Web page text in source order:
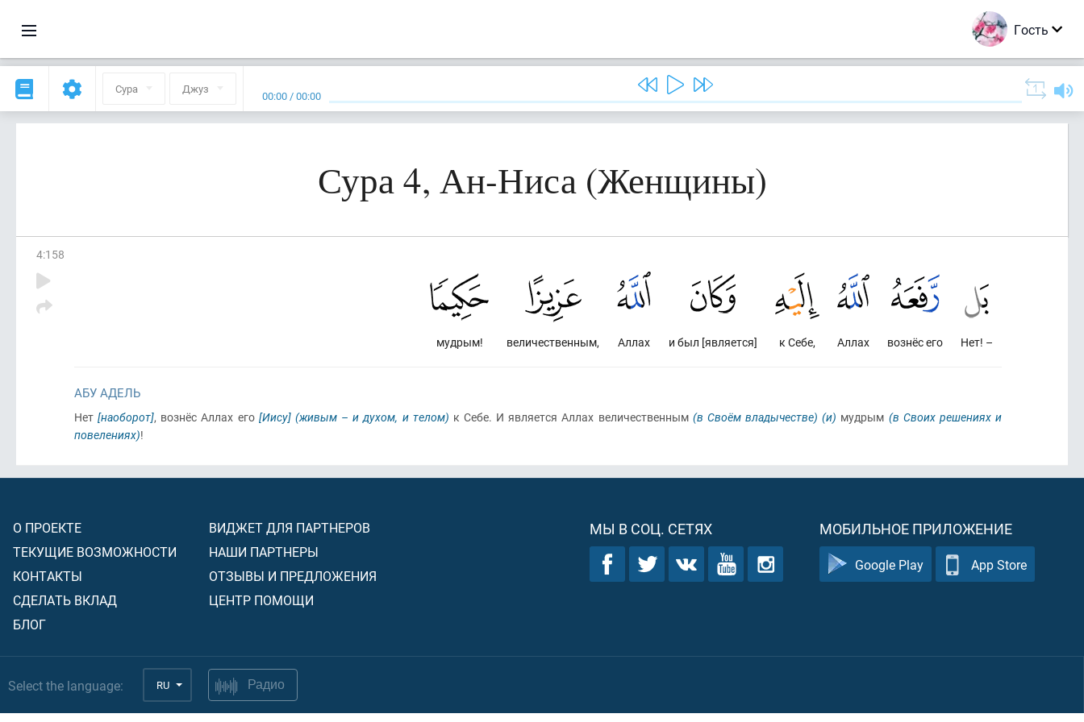
Гость
Сура Джуз 00:00 /00:00
Сура 4, Ан-Ниса (Женщины)
4:158
Нет! –
вознёс его
Аллах
к Себе,
и был [является]
Аллах
величественным,
мудрым!
АБУ АДЕЛЬ
Нет[наоборот], вознёс Аллах его [Иису] (живым – и духом, и телом) к Себе. И является Аллах величественным (в Своём владычестве) (и) мудрым (в Своих решениях и
повелениях)!
О ПРОЕКТЕ
ТЕКУЩИЕ ВОЗМОЖНОСТИ
КОНТАКТЫ
СДЕЛАТЬ ВКЛАД
БЛОГ
ВИДЖЕТ ДЛЯ ПАРТНЕРОВ
НАШИ ПАРТНЕРЫ
ОТЗЫВЫ И ПРЕДЛОЖЕНИЯ
ЦЕНТР ПОМОЩИ
МЫ В СОЦ. СЕТЯХ МОБИЛЬНОЕ ПРИЛОЖЕНИЕ
Google Play App Store
Select the language: RU Радио